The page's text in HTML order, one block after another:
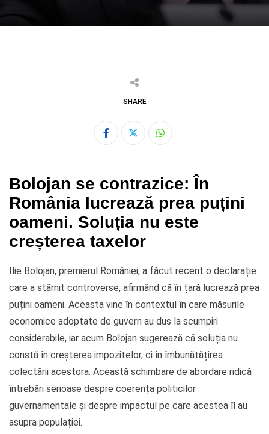
SHARE
Whatsapp
Bolojan se contrazice: În
România lucrează prea puțini
oameni. Soluția nu este
creșterea taxelor
Ilie Bolojan, premierul României, a făcut recent o declarație
care a stârnit controverse, afirmând că în țară lucrează prea
puțini oameni. Aceasta vine în contextul în care măsurile
economice adoptate de guvern au dus la scumpiri
considerabile, iar acum Bolojan sugerează că soluția nu
constă în creșterea impozitelor, ci în îmbunătățirea
colectării acestora. Această schimbare de abordare ridică
întrebări serioase despre coerența politicilor
guvernamentale și despre impactul pe care acestea îl au
asupra populației.